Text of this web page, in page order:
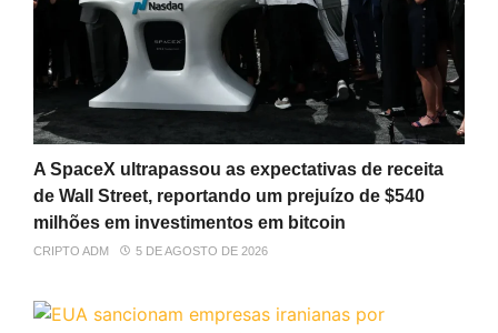
A SpaceX ultrapassou as expectativas de receita
de Wall Street, reportando um prejuízo de $540
milhões em investimentos em bitcoin
CRIPTO ADM 5 DE AGOSTO DE 2026